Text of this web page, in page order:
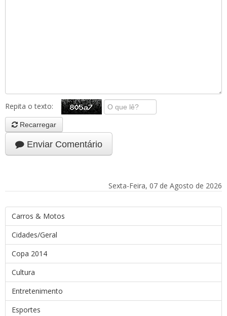
Repita o texto:
Recarregar
Enviar Comentário
Sexta-Feira, 07 de Agosto de 2026
Carros & Motos
Cidades/Geral
Copa 2014
Cultura
Entretenimento
Esportes